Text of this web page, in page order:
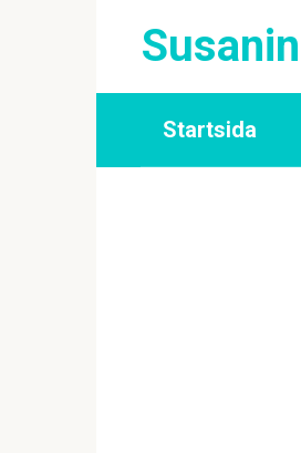
Susanin
Startsida